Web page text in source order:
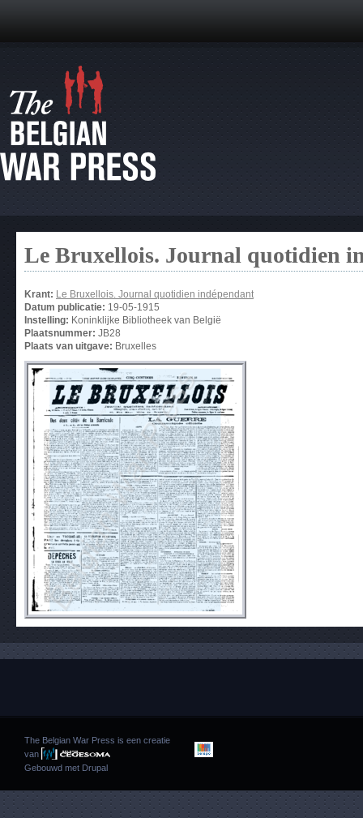
Le Bruxellois. Journal quotidien
Krant: Le Bruxellois. Journal quotidien indépendant
Datum publicatie: 19-05-1915
Instelling: Koninklijke Bibliotheek van België
Plaatsnummer: JB28
Plaats van uitgave: Bruxelles
The Belgian War Press is een creatie
van
Gebouwd met Drupal